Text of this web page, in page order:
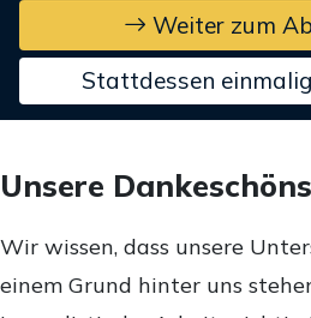
Weiter zum
Stattdessen
Unsere
Wir wissen, dass unsere
einem Grund hinter uns